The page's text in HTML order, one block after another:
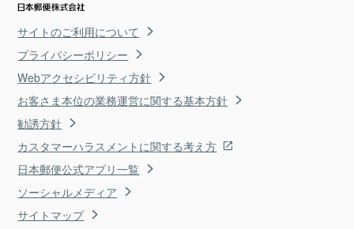
サイトのご利用について
プライバシーポリシー
Webアクセシビリティ方針
お客さま本位の業務運営に関する基本方針
勧誘方針
カスタマーハラスメントに関する考え方
日本郵便公式アプリ一覧
ソーシャルメディア
サイトマップ